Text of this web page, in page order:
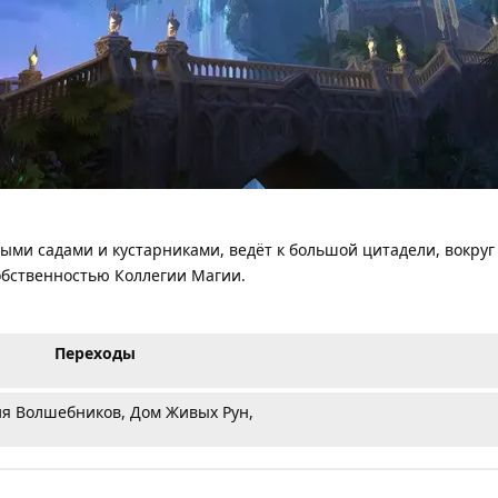
садами и кустарниками, ведёт к большой цитадели,
Коллегии Магии.
Переходы
Волшебников, Дом Живых Рун,